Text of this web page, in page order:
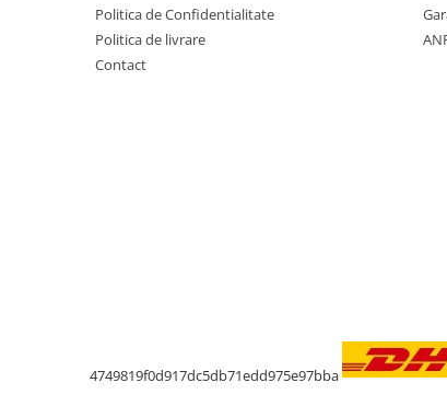
Politica de Confidentialitate
Politica de livrare
Contact
4749819f0d917dc5db71edd975e97bba